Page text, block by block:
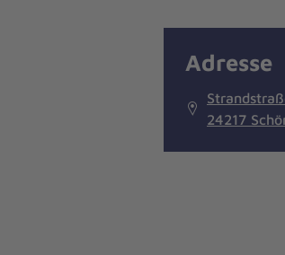
Adresse
24217